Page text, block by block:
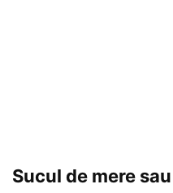
Sucul de mere